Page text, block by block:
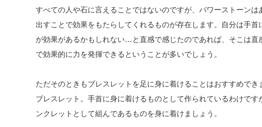
すべての人や石に言えることではないのですが、パワーストーンは
出すことで効果をもたらしてくれるものが存在します。自分は手
が効果があるかもしれない…と直感で感じたのであれば、そこは直
で効果的に力を発揮できるということが多いでしょう。
ただそのときもブレスレットを足に身に着けることはおすすめでき
ブレスレット。手首に身に着けるものとして作られているわけで
ンクレットとして組んであるものを身に着けましょう。